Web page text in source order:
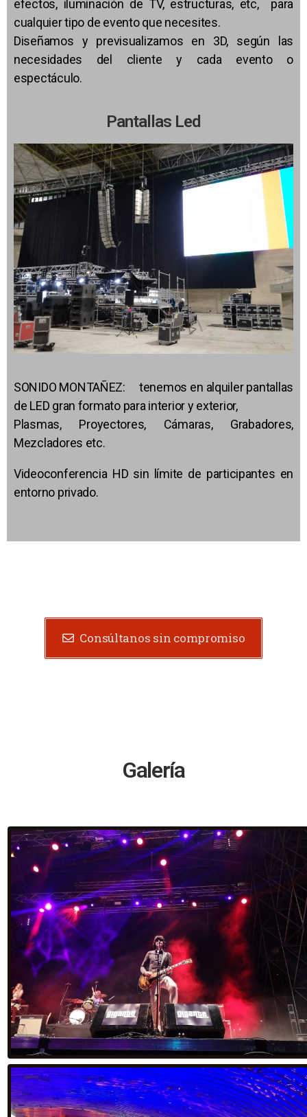
efectos, iluminación de TV, estructuras, etc, para
cualquier tipo de evento que necesites.
Diseñamos y previsualizamos en 3D, según las
necesidades del cliente y cada evento o
espectáculo.
Pantallas Led
SONIDO MONTAÑEZ: tenemos en alquiler pantallas
de LED gran formato para interior y exterior,
Plasmas, Proyectores, Cámaras, Grabadores,
Mezcladores etc.
Videoconferencia HD sin límite de participantes en
entorno privado.
Consúltanos sin compromiso
Galería